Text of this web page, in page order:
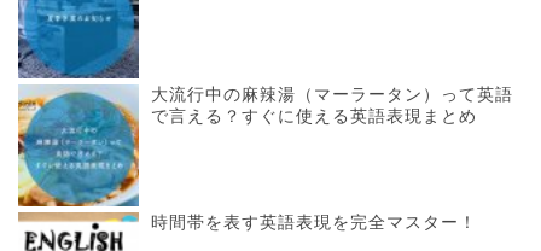
大流行中の麻辣湯（マーラータン）って英語
で言える？すぐに使える英語表現まとめ
時間帯を表す英語表現を完全マスター！